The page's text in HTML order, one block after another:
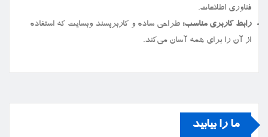
فناوری اطلاعات.
رابط کاربری مناسب: طراحی ساده و کاربرپسند وبسایت که استفاده
از آن را برای همه آسان می‌کند.
ما را بیابید